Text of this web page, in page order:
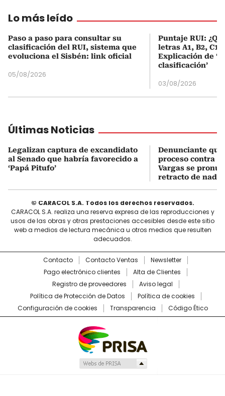
Lo más leído
Paso a paso para consultar su
clasificación del RUI, sistema que
evoluciona el Sisbén: link oficial
05/08/2026
Puntaje RUI:
letras A1, B2, C1
Explicación de
clasificación’
03/08/2026
Últimas Noticias
Legalizan captura de excandidato
al Senado que habría favorecido a
‘Papá Pitufo’
Denunciante
proceso contra
Vargas se
retracto de nada”
© CARACOL S.A. Todos los derechos reservados.
CARACOL S.A. realiza una reserva expresa de las reproducciones y
usos de las obras y otras prestaciones accesibles desde este sitio
web a medios de lectura mecánica u otros medios que resulten
adecuados.
Contacto Contacto Ventas
Newsletter
Pago electrónico clientes
Alta de Clientes
Registro de proveedores
Aviso legal
Política de Protección de Datos
Política de cookies
Configuración de cookies
Transparencia Código Ético